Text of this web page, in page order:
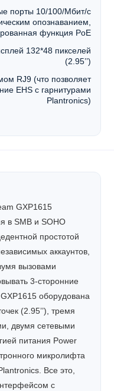
порты 10/100/Мбит/с
опознаванием,
функция PoE
132*48 пикселей
(2.95’’)
RJ9 (что позволяет
EHS с гарнитурами
Plantronics)
GXP1615
в SMB и SOHO
простотой
аккаунтов,
вызовами
3-сторонние
оборудована
(2.95’’), тремя
двумя сетевыми
питания Power
микролифта
Все это,
с